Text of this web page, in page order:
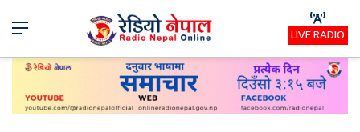
Menu LIVE RADIO